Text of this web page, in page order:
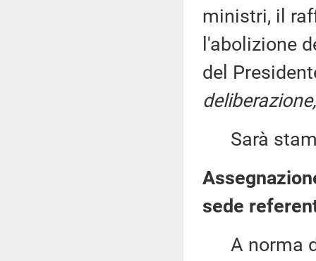
ministri, il
l'abolizione
del
Sarà
sede
A norma